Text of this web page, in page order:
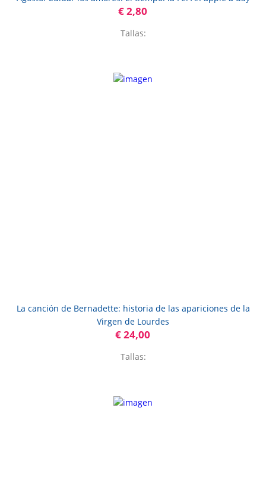
€ 2,80
Tallas:
La canción de Bernadette: historia de las apariciones de la
Virgen de Lourdes
€ 24,00
Tallas: